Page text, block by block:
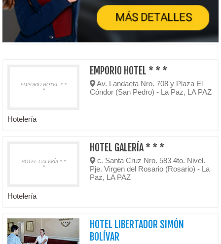
EMPORIO HOTEL * *
*
EMPORIO HOTEL * * *
Av. Landaeta Nro. 708 y Plaza El
Cóndor (San Pedro) - La Paz, LA PAZ
Hotelería
HOTEL GALERÍA * *
*
HOTEL GALERÍA * * *
c. Santa Cruz Nro. 583 4to. Nivel.
Pje. Virgen del Rosario (Rosario) - La
Paz, LA PAZ
Hotelería
HOTEL LIBERTADOR SIMÓN
BOLÍVAR